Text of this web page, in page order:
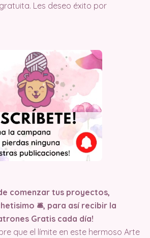
Les deseo éxito por
comenzar tus proyectos,
🛎, para así recibir la
Gratis cada día!
que el límite en este hermoso Arte